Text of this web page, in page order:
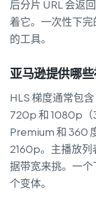
后分片 URL 会返
着它。一次性下完
的工具。
亚马逊提供哪些
HLS 梯度通常包
720p 和 1080p
Premium 和 360
2160p。主播放列
据带宽来挑。一
个变体。